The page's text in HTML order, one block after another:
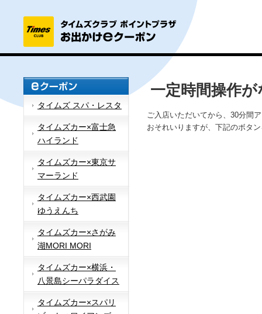
タイムズ スパ・レスタ
タイムズカー×富士急
ハイランド
タイムズカー×東京サ
マーランド
タイムズカー×西武園
ゆうえんち
タイムズカー×さがみ
湖MORI MORI
タイムズカー×横浜・
八景島シーパラダイス
タイムズカー×スパリ
一定時間操作
ご入店いただいてから、30分間
おそれいりますが、下記のボタ